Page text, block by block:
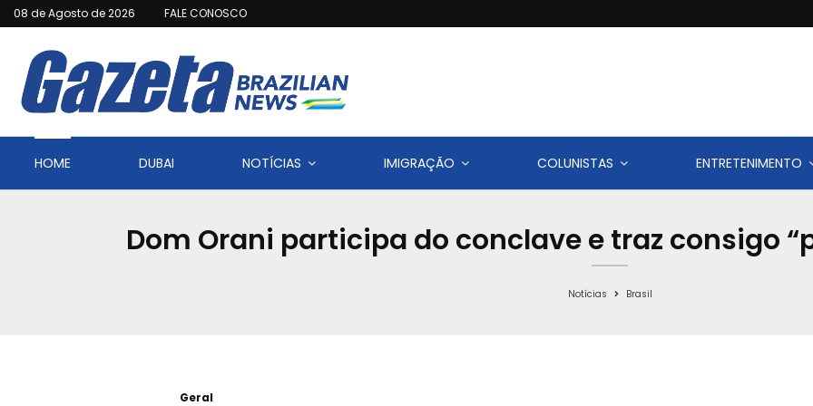
08 de Agosto de 2026 FALE CONOSCO
HOME DUBAI NOTÍCIAS IMIGRAÇÃO COLUNISTAS ENTRETENIMENTO
Dom Orani participa do conclave e traz consigo
Notícias Brasil
Geral